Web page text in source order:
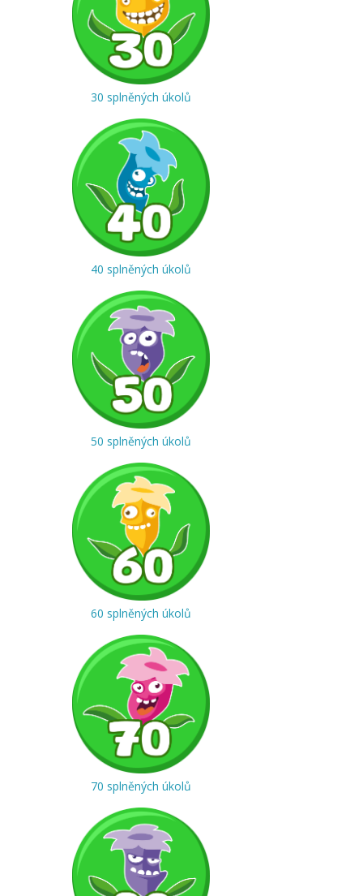
30 splněných úkolů
40 splněných úkolů
50 splněných úkolů
60 splněných úkolů
70 splněných úkolů